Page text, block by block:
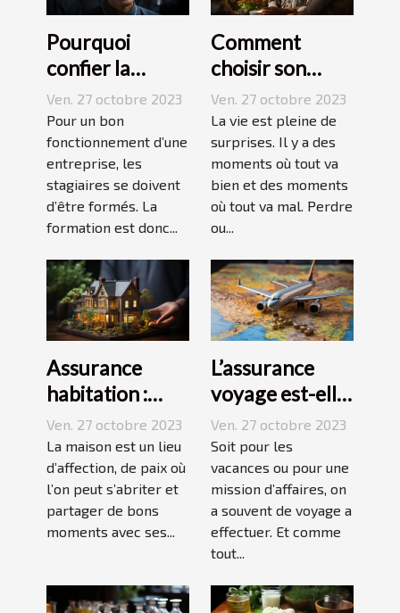
Pourquoi
confier la
formation de
ses stagiaires à
JP2A-Génèse ?
Ven. 27 octobre 2023
Pour un bon
fonctionnement d’une
entreprise, les
stagiaires se doivent
d’être formés. La
formation est donc...
Comment
choisir son
assurance
Dépendance ?
Ven. 27 octobre 2023
La vie est pleine de
surprises. Il y a des
moments où tout va
bien et des moments
où tout va mal. Perdre
ou...
Assurance
habitation :
comment ça
marche ?
Ven. 27 octobre 2023
La maison est un lieu
d’affection, de paix où
l’on peut s’abriter et
partager de bons
moments avec ses...
L’assurance
voyage est-elle
avantageuse ?
Ven. 27 octobre 2023
Soit pour les
vacances ou pour une
mission d’affaires, on
a souvent de voyage a
effectuer. Et comme
tout...